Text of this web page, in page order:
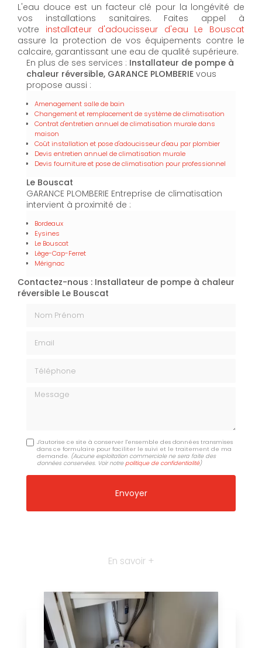
L'eau douce est un facteur clé pour la longévité de
vos installations sanitaires. Faites appel à
votre installateur d'adoucisseur d'eau Le Bouscat
assure la protection de vos équipements contre le
calcaire, garantissant une eau de qualité supérieure.
En plus de ses services : Installateur de pompe à
chaleur réversible, GARANCE PLOMBERIE vous
propose aussi :
Amenagement salle de bain
Changement et remplacement de système de climatisation
Contrat d'entretien annuel de climatisation murale dans
maison
Coût installation et pose d'adoucisseur d'eau par plombier
Devis entretien annuel de climatisation murale
Devis fourniture et pose de climatisation pour professionnel
Le Bouscat
GARANCE PLOMBERIE Entreprise de climatisation
intervient à proximité de :
Bordeaux
Eysines
Le Bouscat
Lège-Cap-Ferret
Mérignac
Contactez-nous : Installateur de pompe à chaleur
réversible Le Bouscat
Message
J'autorise ce site à conserver l'ensemble des données transmises
dans ce formulaire pour faciliter le suivi et le traitement de ma
demande. (Aucune exploitation commerciale ne sera faite des
données conservées. Voir notrepolitique de confidentialité)
En savoir +